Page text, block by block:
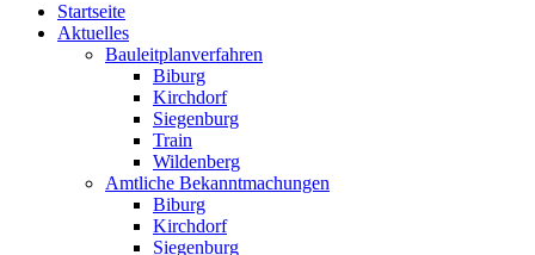
Startseite
Aktuelles
Bauleitplanverfahren
Biburg
Kirchdorf
Siegenburg
Train
Wildenberg
Amtliche Bekanntmachungen
Biburg
Kirchdorf
Siegenburg